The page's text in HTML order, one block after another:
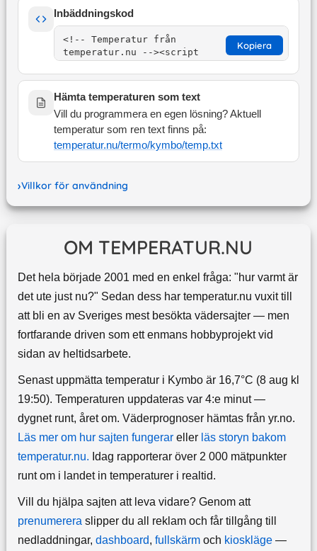
Inbäddningskod
Kopiera
Hämta temperaturen som text
Vill du programmera en egen lösning? Aktuell
temperatur som ren text finns på:
temperatur.nu/termo/kymbo/temp.txt
Villkor för användning
OM TEMPERATUR.NU
Det hela började 2001 med en enkel fråga: "hur varmt är
det ute just nu?" Sedan dess har temperatur.nu vuxit till
att bli en av Sveriges mest besökta vädersajter — men
fortfarande driven som ett enmans hobbyprojekt vid
sidan av heltidsarbete.
Senast uppmätta temperatur i Kymbo är 16,7°C (8 aug kl
19:50). Temperaturen uppdateras var 4:e minut —
dygnet runt, året om. Väderprognoser hämtas från yr.no.
Läs mer om hur sajten fungerareller läs storyn bakom
temperatur.nu. Idag rapporterar över 2 000 mätpunkter
runt om i landet in temperaturer i realtid.
Vill du hjälpa sajten att leva vidare? Genom att
prenumereraslipper du all reklam och får tillgång till
nedladdningar, dashboard, fullskärmoch kioskläge—